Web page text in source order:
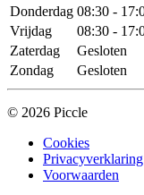
Donderdag 08:30 -
Vrijdag
08:30 -
Zaterdag
Gesloten
Zondag
Gesloten
© 2026 Piccle
Cookies
Privacyverklaring
Voorwaarden